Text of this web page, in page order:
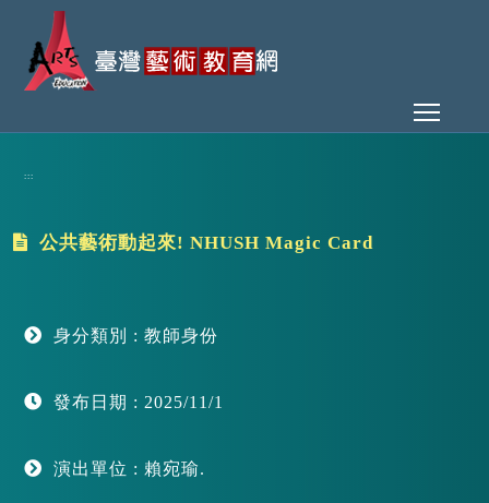
:::
公共藝術動起來! NHUSH Magic Card
身分類別 : 教師身份
發布日期 : 2025/11/1
演出單位 : 賴宛瑜.